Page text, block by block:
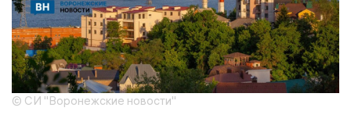
© СИ "Воронежские новости"